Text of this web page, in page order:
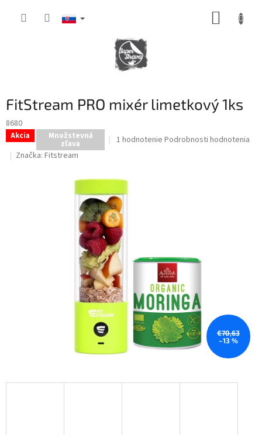
FitStream PRO mixér limetkový 1ks
8680
Akcia Množstevná
zľava
Priemerné
5,0
z
5
hviezdičiek.
1 hodnotenie Podrobnosti hodnotenia
Značka: Fitstream
€70,63
–13 %